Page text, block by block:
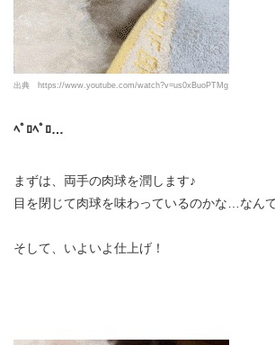
出典 https://www.youtube.com/watch?v=us0xBuoPTMg
ﾍﾟﾛﾍﾟﾛ…
まずは、両手の肉球を潤します♪
目を閉じて肉球を味わっているのかな…なん
そして、いよいよ仕上げ！